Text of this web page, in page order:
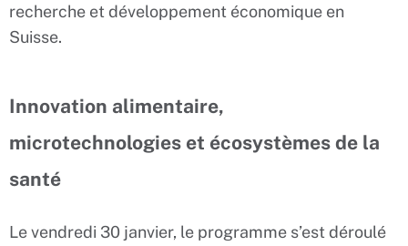
recherche et développement économique en
Suisse.
Innovation alimentaire,
microtechnologies et écosystèmes de la
santé
Le vendredi 30 janvier, le programme s’est déroulé